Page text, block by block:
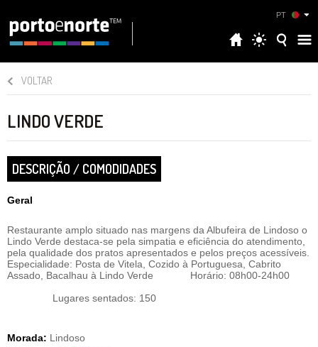
PT
VOLTAR
LINDO VERDE
DESCRIÇÃO / COMODIDADES
Geral
Restaurante amplo situado nas margens da Albufeira de Lindoso o
Lindo Verde destaca-se pela simpatia e eficiência do atendimento,
pela qualidade dos pratos apresentados e pelos preços acessíveis.
Especialidade: Posta de Vitela, Cozido à Portuguesa, Cabrito
Assado, Bacalhau à Lindo Verde Horário: 08h00-24h00
Lugares sentados: 150
Morada: Lindoso